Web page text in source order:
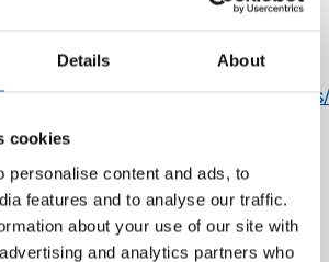
Details About
cookies
personalise content and ads, to
features and to analyse our traffic.
about your use of our site with
and analytics partners who
. La política de
Uploads/